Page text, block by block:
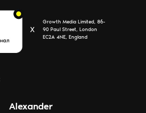
Alexander
Х
Growth Media Limited, 86-
90 Paul Street, London
EC2A 4NE, England